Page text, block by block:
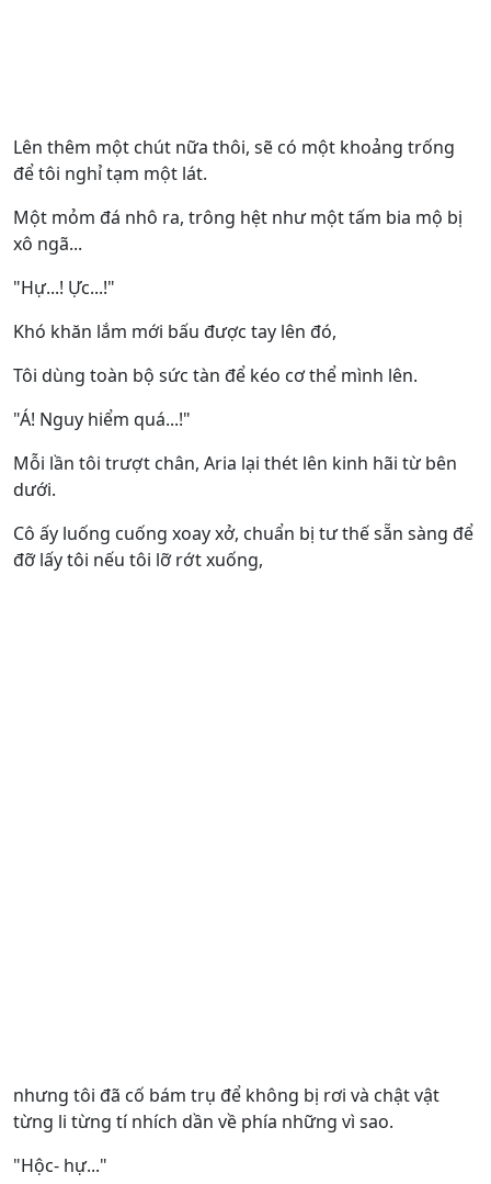
Lên thêm một chút nữa thôi, sẽ có một khoảng trống
để tôi nghỉ tạm một lát.
Một mỏm đá nhô ra, trông hệt như một tấm bia mộ bị
xô ngã...
"Hự...! Ực...!"
Khó khăn lắm mới bấu được tay lên đó,
Tôi dùng toàn bộ sức tàn để kéo cơ thể mình lên.
"Á! Nguy hiểm quá...!"
Mỗi lần tôi trượt chân, Aria lại thét lên kinh hãi từ bên
dưới.
Cô ấy luống cuống xoay xở, chuẩn bị tư thế sẵn sàng để
đỡ lấy tôi nếu tôi lỡ rớt xuống,
nhưng tôi đã cố bám trụ để không bị rơi và chật vật
từng li từng tí nhích dần về phía những vì sao.
"Hộc- hự..."